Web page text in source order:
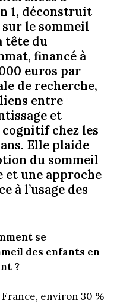
1, déconstruit
le sommeil
tête du
financé à
euros par
de recherche,
entre
et
chez les
Elle plaide
du sommeil
et une approche
à l’usage des
se
des enfants en
?
environ 30 %